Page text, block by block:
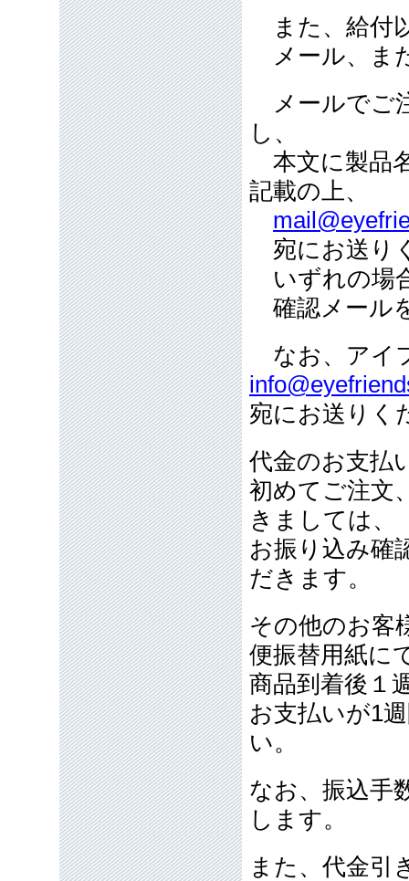
また、給付
メール、ま
メールでご
し、
本文に製品
記載の上、
宛にお送り
いずれの場
確認メール
なお、アイ
宛にお送りく
代金のお支払
初めてご注文
きましては、
お振り込み確
だきます。
その他のお客
便振替用紙に
商品到着後１
お支払いが1
い。
なお、振込手
します。
また、代金引